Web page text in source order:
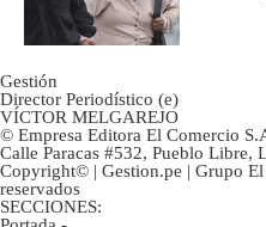
Gestión
Director Periodístico (e)
VÍCTOR MELGAREJO
© Empresa Editora El Comercio
Calle Paracas #532, Pueblo Libre,
Copyright© | Gestion.pe | Grupo
reservados
SECCIONES: